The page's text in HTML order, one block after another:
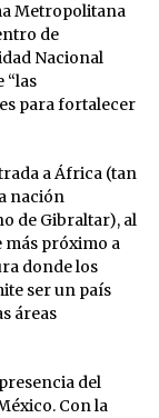
Metropolitana
de
Nacional
“las
para fortalecer
a África (tan
nación
de Gibraltar), al
más próximo a
donde los
ser un país
áreas
del
Con la